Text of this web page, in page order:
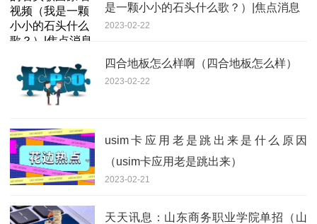
是一颗小小的石头什么歌？）|焦点消息
2023-02-22
四合地板怎么样啊（四合地板怎么样）
2023-02-22
usim卡应用老是跳出来是什么原因
（usim卡应用老是跳出来）
2023-02-21
天天讯息：山东商务职业学院单招（山